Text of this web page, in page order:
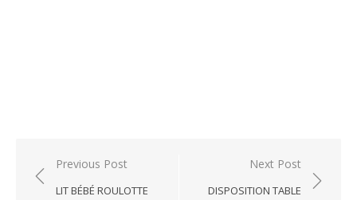
Post
navigation
Previous Post
LIT BÉBÉ ROULOTTE
Next Post
DISPOSITION TABLE